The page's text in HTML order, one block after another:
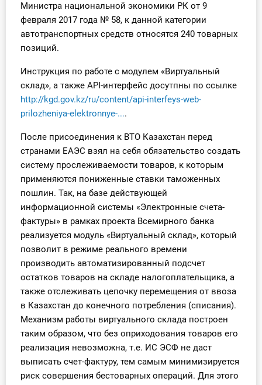
Министра национальной экономики РК от 9
февраля 2017 года № 58, к данной категории
автотранспортных средств относятся 240 товарных
позиций.
Инструкция по работе с модулем «Виртуальный
склад», а также АРI-интерфейс досутпны по ссылке
http://kgd.gov.kz/ru/content/api-interfeys-web-
prilozheniya-elektronnye-....
После присоединения к ВТО Казахстан перед
странами ЕАЭС взял на себя обязательство создать
систему прослеживаемости товаров, к которым
применяются пониженные ставки таможенных
пошлин. Так, на базе действующей
информационной системы «Электронные счета-
фактуры» в рамках проекта Всемирного банка
реализуется модуль «Виртуальный склад», который
позволит в режиме реального времени
производить автоматизированный подсчет
остатков товаров на складе налогоплательщика, а
также отслеживать цепочку перемещения от ввоза
в Казахстан до конечного потребления (списания).
Механизм работы виртуального склада построен
таким образом, что без оприходования товаров его
реализация невозможна, т.е. ИС ЭСФ не даст
выписать счет-фактуру, тем самым минимизируется
риск совершения бестоварных операций. Для этого